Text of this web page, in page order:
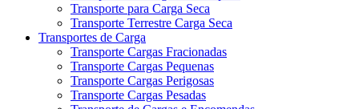
Transporte para Carga Seca
Transporte Terrestre Carga Seca
Transportes de Carga
Transporte Cargas Fracionadas
Transporte Cargas Pequenas
Transporte Cargas Perigosas
Transporte Cargas Pesadas